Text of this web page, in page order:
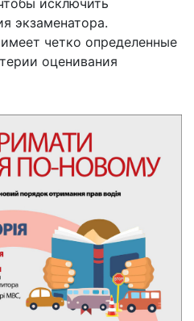
экзаменатора.
четко определенные
оценивания